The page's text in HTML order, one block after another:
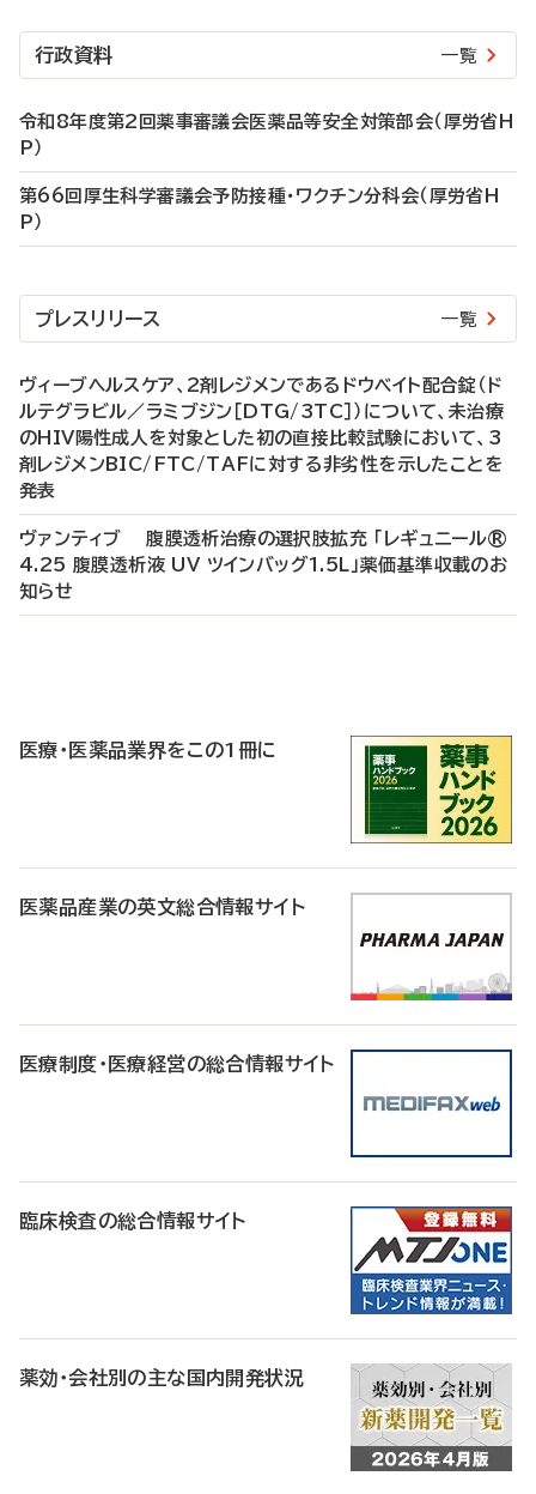
行政資料 一覧
令和8年度第2回薬事審議会医薬品等安全対策部会（厚労省H
P）
第66回厚生科学審議会予防接種・ワクチン分科会（厚労省H
P）
プレスリリース 一覧
ヴィーブヘルスケア、2剤レジメンであるドウベイト配合錠（ド
ルテグラビル／ラミブジン［DTG/3TC］）について、未治療
のHIV陽性成人を対象とした初の直接比較試験において、3
剤レジメンBIC/FTC/TAFに対する非劣性を示したことを
発表
ヴァンティブ 腹膜透析治療の選択肢拡充 「レギュニール®
4.25 腹膜透析液 UV ツインバッグ1.5L」薬価基準収載のお
知らせ
医療・医薬品業界をこの1冊に
医薬品産業の英文総合情報サイト
医療制度・医療経営の総合情報サイト
臨床検査の総合情報サイト
薬効・会社別の主な国内開発状況